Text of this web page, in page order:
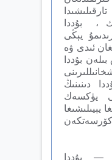
، بۇددا
يېڭى
ئىدى ۋە
بۇددا
دىنىنىڭ
يۈكسەك
يېيىلىشىغا
كۆرسەتكەن
— بۇددا